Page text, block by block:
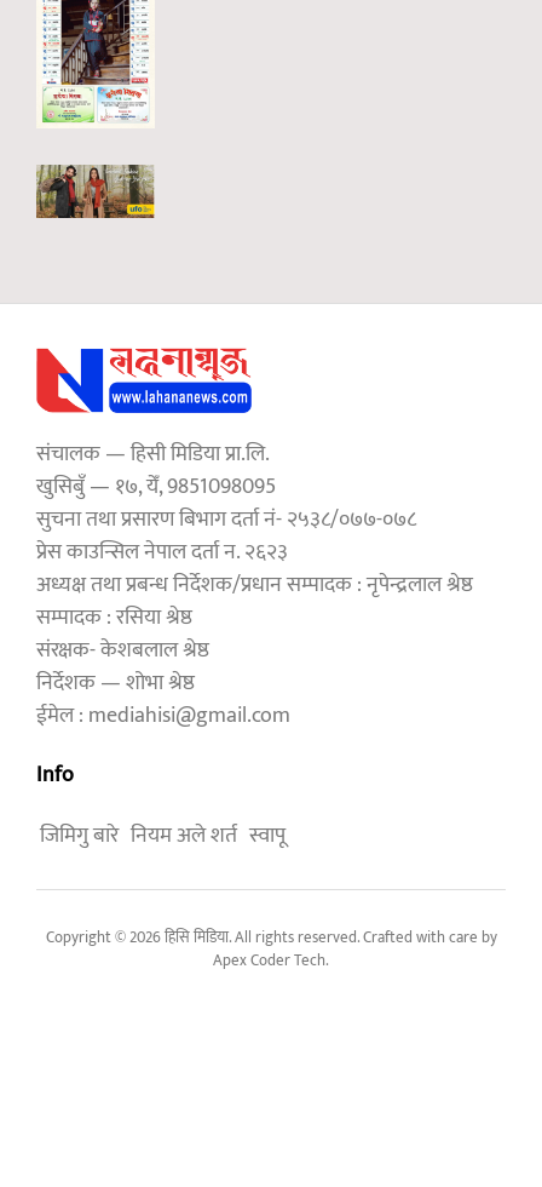
संचालक — हिसी मिडिया प्रा.लि.
खुसिबुँ — १७, येँ, 9851098095
सुचना तथा प्रसारण बिभाग दर्ता नं- २५३८/०७७-०७८
प्रेस काउन्सिल नेपाल दर्ता न. २६२३
अध्यक्ष तथा प्रबन्ध निर्देशक/प्रधान सम्पादक : नृपेन्द्रलाल श्रेष्ठ
सम्पादक : रसिया श्रेष्ठ
संरक्षक- केशबलाल श्रेष्ठ
निर्देशक — शोभा श्रेष्ठ
ईमेल : mediahisi@gmail.com
Info
जिमिगु बारे नियम अले शर्त स्वापू
Copyright © 2026 हिसि मिडिया. All rights reserved. Crafted with care by
Apex Coder Tech.